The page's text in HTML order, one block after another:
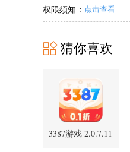
权限须知： 点击查看
猜你喜欢
3387游戏 2.0.7.11